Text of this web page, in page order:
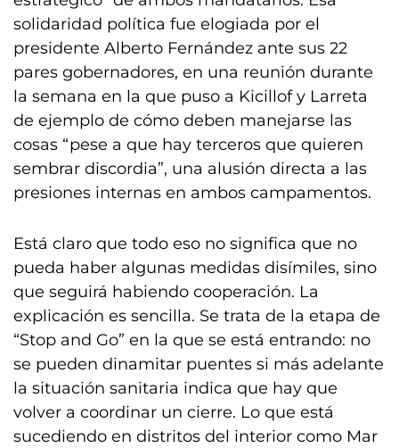
solidaridad política fue elogiada por el
presidente Alberto Fernández ante sus 22
pares gobernadores, en una reunión durante
la semana en la que puso a Kicillof y Larreta
de ejemplo de cómo deben manejarse las
cosas “pese a que hay terceros que quieren
sembrar discordia”, una alusión directa a las
presiones internas en ambos campamentos.
Está claro que todo eso no significa que no
pueda haber algunas medidas disímiles, sino
que seguirá habiendo cooperación. La
explicación es sencilla. Se trata de la etapa de
“Stop and Go” en la que se está entrando: no
se pueden dinamitar puentes si más adelante
la situación sanitaria indica que hay que
volver a coordinar un cierre. Lo que está
sucediendo en distritos del interior como Mar